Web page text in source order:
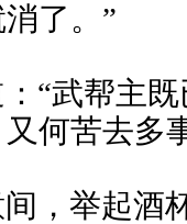
了。”
“武帮主
又何苦去
，举起酒